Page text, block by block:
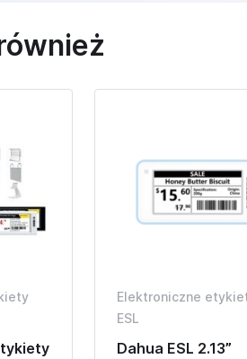
Elektroniczne
ESL
Dahua ESL 2.13”